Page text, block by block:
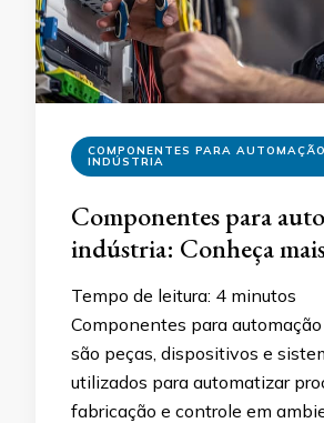
COMPONENTES PARA
INDÚSTRIA
Componentes para
indústria: Conheça
Tempo de leitura: 4 minutos
Componentes para
são peças, dispositivos e
utilizados para automatizar
fabricação e controle em